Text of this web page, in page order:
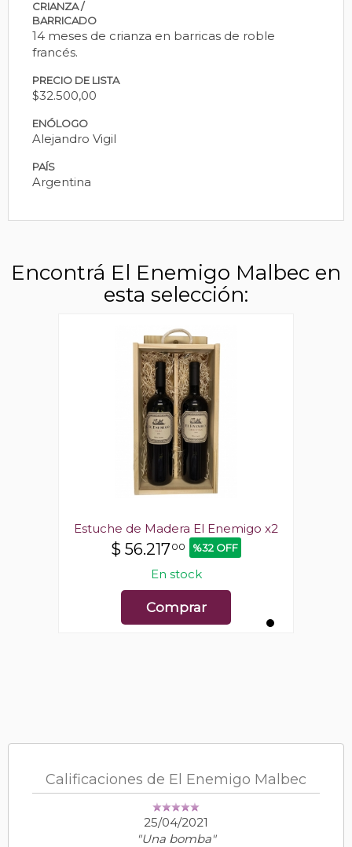
CRIANZA /
BARRICADO
14 meses de crianza en barricas de roble
francés.
PRECIO DE LISTA
$32.500,00
ENÓLOGO
Alejandro Vigil
PAÍS
Argentina
Encontrá El Enemigo Malbec en
esta selección:
Estuche de Madera El Enemigo x2
$ 56.21700 %32 OFF
En stock
Comprar
Calificaciones de El Enemigo Malbec
25/04/2021
"Una bomba"